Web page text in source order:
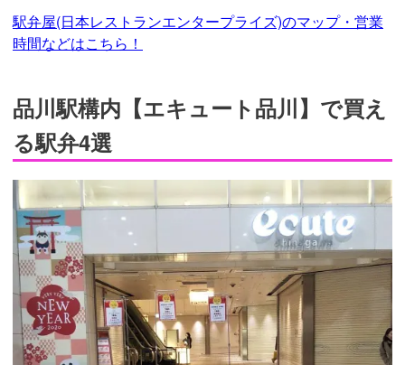
駅弁屋(日本レストランエンタープライズ)のマップ・営業
時間などはこちら！
品川駅構内【エキュート品川】で買え
る駅弁4選